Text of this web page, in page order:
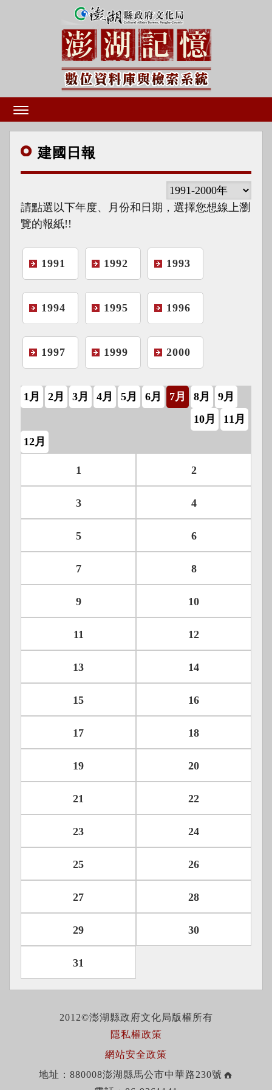
建國 日報
請點選以下年度、月份和日期，選擇您想線上瀏
覽的報紙!!
1991 1992 1993
1994 1995 1996
1997 1999 2000
1月 2月 3月 4月 5月 6月 7月 8月
9月
10月
11月
12月
1 2
3 4
5 6
7 8
9 10
11 12
13 14
15 16
17 18
19 20
21 22
23 24
25 26
27 28
29 30
31
2012©澎湖縣政府文化局版權所有
隱私權政策
網站安全政策
地址：880008澎湖縣馬公市中華路230號